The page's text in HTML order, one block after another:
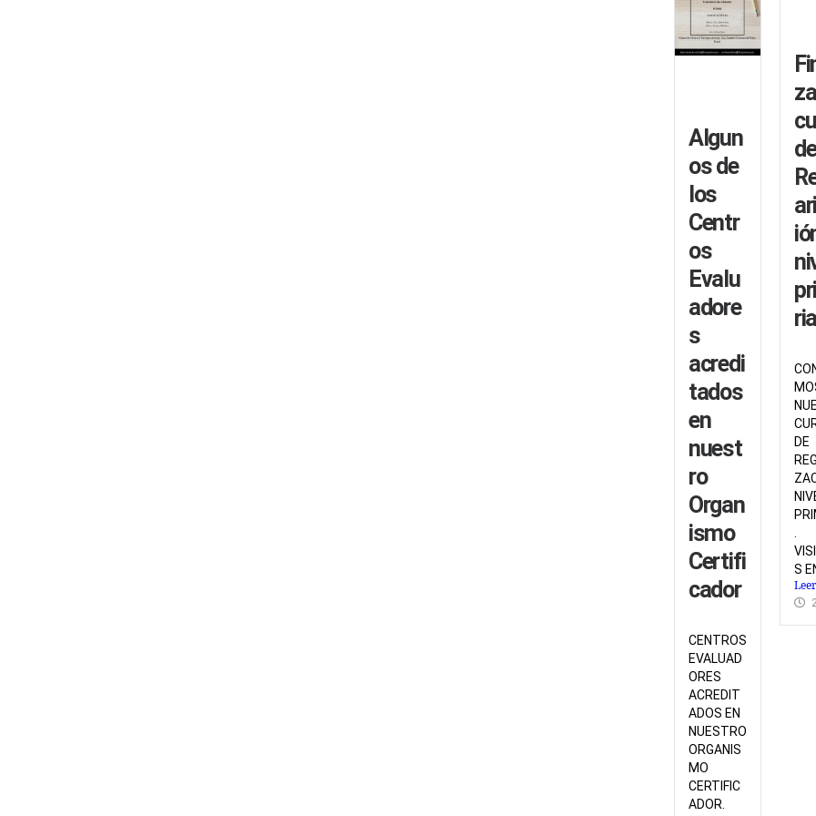
Algun
os de
los
Centr
os
Evalu
adore
s
acredi
tados
en
nuest
ro
Organ
ismo
Certifi
cador
CENTROS
EVALUAD
ORES
ACREDIT
ADOS EN
NUESTRO
ORGANIS
MO
CERTIFIC
ADOR.
za
de
DE
S